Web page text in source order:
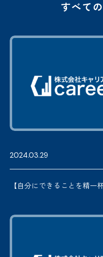
すべて
2024.03.29
【自分にできることを精一